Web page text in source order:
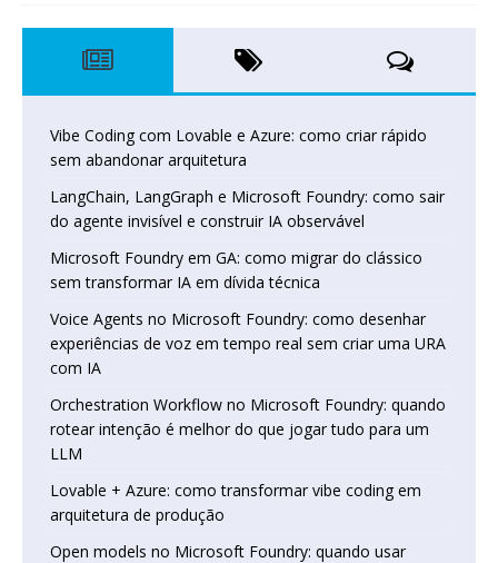
Vibe Coding com Lovable e Azure: como criar rápido
sem abandonar arquitetura
LangChain, LangGraph e Microsoft Foundry: como sair
do agente invisível e construir IA observável
Microsoft Foundry em GA: como migrar do clássico
sem transformar IA em dívida técnica
Voice Agents no Microsoft Foundry: como desenhar
experiências de voz em tempo real sem criar uma URA
com IA
Orchestration Workflow no Microsoft Foundry: quando
rotear intenção é melhor do que jogar tudo para um
LLM
Lovable + Azure: como transformar vibe coding em
arquitetura de produção
Open models no Microsoft Foundry: quando usar